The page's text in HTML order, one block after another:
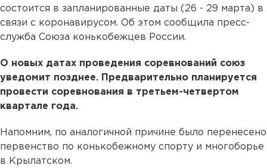
состоится в запланированные даты (26 - 29 марта) в
связи с коронавирусом. Об этом сообщила пресс-
служба Союза конькобежцев России.
О новых датах проведения соревнований союз
уведомит позднее. Предварительно планируется
провести соревнования в третьем-четвертом
квартале года.
Напомним, по аналогичной причине было перенесено
первенство по конькобежному спорту и многоборье
в Крылатском.